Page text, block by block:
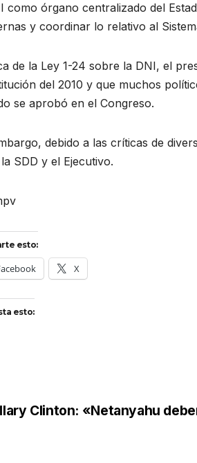
como órgano centralizado del
y coordinar lo relativo al
de la Ley 1-24 sobre la DNI, el
del 2010 y que muchos
se aprobó en el Congreso.
debido a las críticas de
SDD y el Ejecutivo.
esto:
X
esto:
Clinton: «Netanyahu